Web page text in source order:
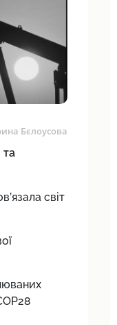
Бєлоусова
та
світ